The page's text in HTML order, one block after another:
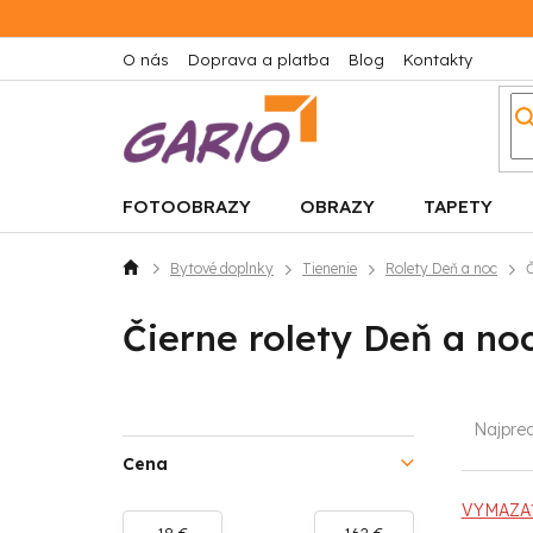
na
O nás Doprava a platba Blog Kontakty
FOTOOBRAZY OBRAZY TAPETY
DomovBytové doplnky Tienenie Rolety Deň a noc
Čierne rolety Deň a
o
č
Cena
d